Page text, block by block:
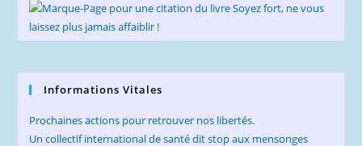
Informations Vitales
Prochaines actions pour retrouver nos libertés.
Un collectif international de santé dit stop aux mensonges